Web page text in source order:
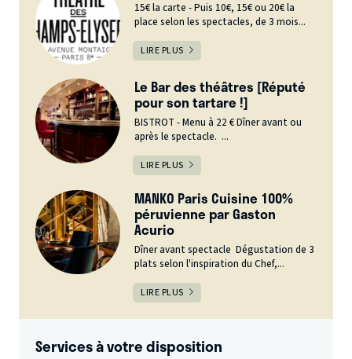
15€ la carte - Puis 10€, 15€ ou 20€ la
place selon les spectacles, de 3 mois...
LIRE PLUS
Le Bar des théâtres [Réputé
pour son tartare !]
BISTROT - Menu à 22 € Dîner avant ou
après le spectacle. ...
LIRE PLUS
MANKO Paris Cuisine 100%
péruvienne par Gaston
Acurio
Dîner avant spectacle Dégustation de 3
plats selon l'inspiration du Chef,...
LIRE PLUS
Services à votre disposition